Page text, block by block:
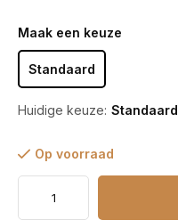
Maak een keuze
Standaard
Huidige keuze: Standaard
Op voorraad